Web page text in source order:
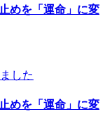
めを「運命」に変
した
めを「運命」に変